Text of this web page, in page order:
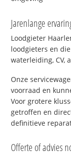
Jarenlange
Loodgieter
loodgieters en
waterleiding, CV,
Onze
voorraad en
Voor grotere
getroffen en
definitieve
Offerte of advies